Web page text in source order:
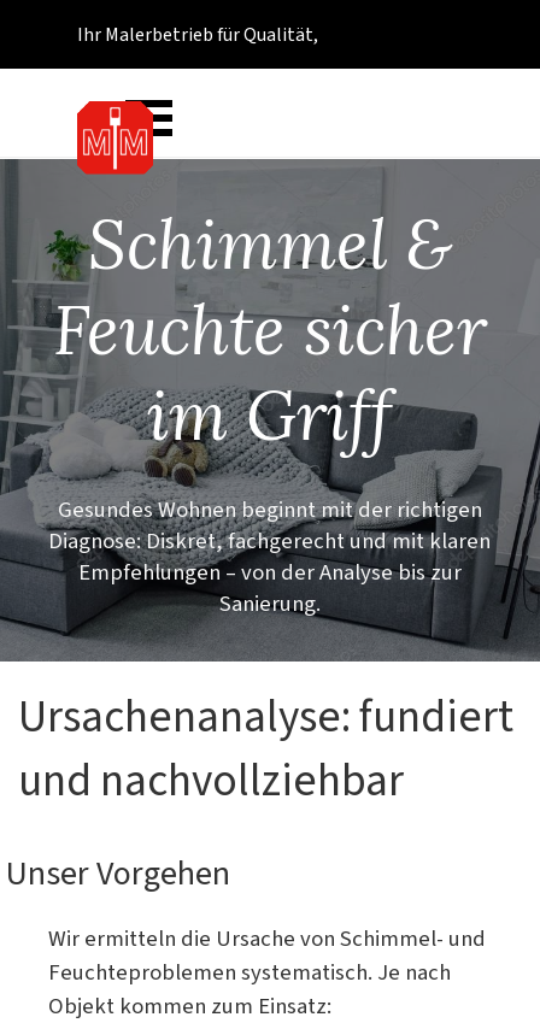
Menü überspringen
Ihr Malerbetrieb für Qualität,
Beratung und saubere Arbeit.
Schimmel &
Feuchte sicher
im Griff
Gesundes Wohnen beginnt mit der richtigen
Diagnose: Diskret, fachgerecht und mit klaren
Empfehlungen – von der Analyse bis zur
Sanierung.
Ursachenanalyse: fundiert
und nachvollziehbar
Unser Vorgehen
Wir ermitteln die Ursache von Schimmel- und
Feuchteproblemen systematisch. Je nach
Objekt kommen zum Einsatz: